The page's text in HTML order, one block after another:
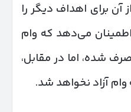
آن برای اهداف دیگر را
می‌دهد که وام
شده، اما در مقابل،
آزاد نخواهد شد.